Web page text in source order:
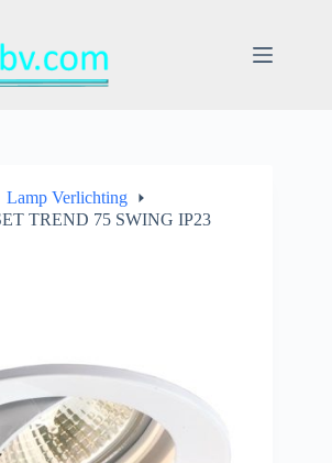
Lamp Verlichting
TREND 75 SWING IP23